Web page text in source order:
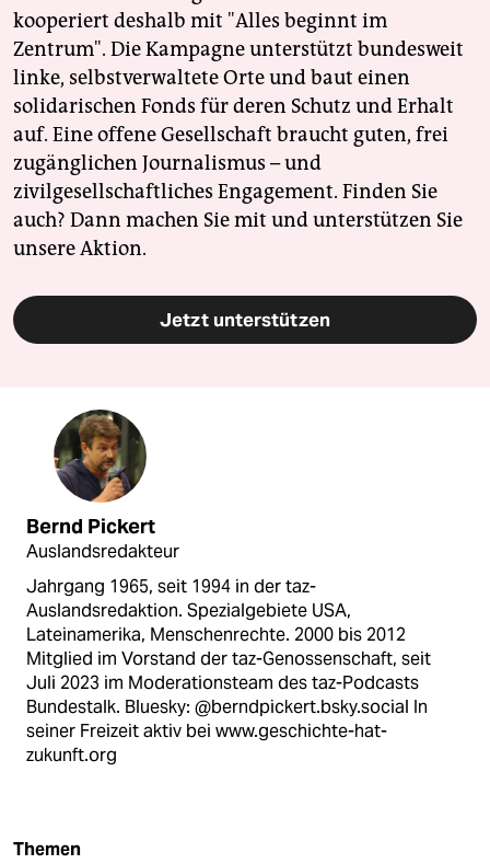
kooperiert deshalb mit "Alles beginnt im
Zentrum". Die Kampagne unterstützt bundesweit
linke, selbstverwaltete Orte und baut einen
solidarischen Fonds für deren Schutz und Erhalt
auf. Eine offene Gesellschaft braucht guten, frei
zugänglichen Journalismus – und
zivilgesellschaftliches Engagement. Finden Sie
auch? Dann machen Sie mit und unterstützen Sie
unsere Aktion.
Jetzt unterstützen
Bernd Pickert
Auslandsredakteur
Jahrgang 1965, seit 1994 in der taz-
Auslandsredaktion. Spezialgebiete USA,
Lateinamerika, Menschenrechte. 2000 bis 2012
Mitglied im Vorstand der taz-Genossenschaft, seit
Juli 2023 im Moderationsteam des taz-Podcasts
Bundestalk. Bluesky: @berndpickert.bsky.social In
seiner Freizeit aktiv bei www.geschichte-hat-
zukunft.org
Themen